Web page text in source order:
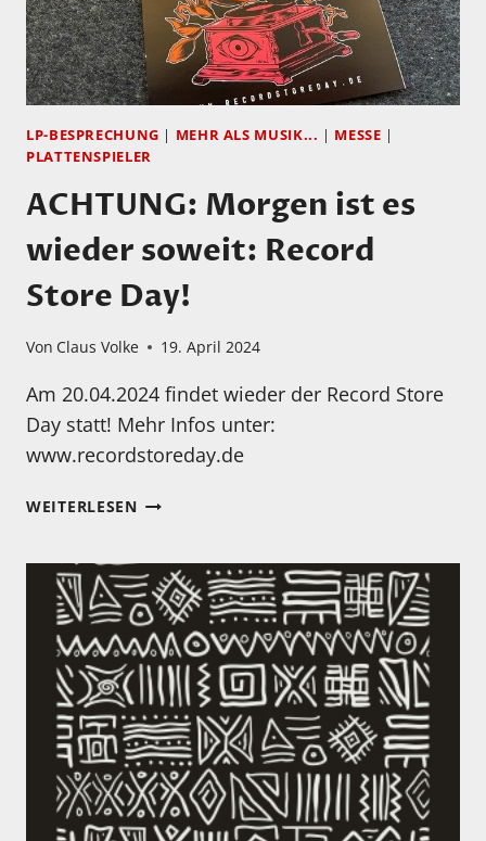
BÜHNE
–
NEUE
LP!
LP-BESPRECHUNG | MEHR ALS MUSIK... | MESSE |
PLATTENSPIELER
ACHTUNG: Morgen ist es
wieder soweit: Record
Store Day!
Von Claus Volke 19. April 2024
Am 20.04.2024 findet wieder der Record Store
Day statt! Mehr Infos unter:
www.recordstoreday.de
WEITERLESENACHTUNG:
ES
WIEDER
SOWEIT:
RECORD
STORE
DAY!